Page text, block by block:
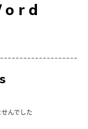
んでした